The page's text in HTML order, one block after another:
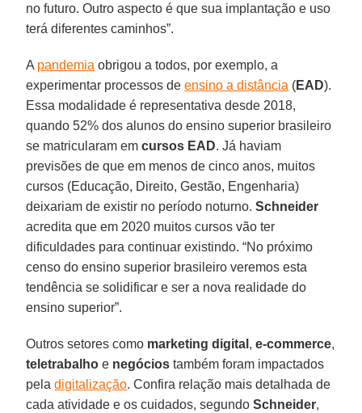
no futuro. Outro aspecto é que sua implantação e uso
terá diferentes caminhos”.
A pandemia obrigou a todos, por exemplo, a
experimentar processos deensino a distância (EAD).
Essa modalidade é representativa desde 2018,
quando 52% dos alunos do ensino superior brasileiro
se matricularam emcursos EAD. Já haviam
previsões de que em menos de cinco anos, muitos
cursos (Educação, Direito, Gestão, Engenharia)
deixariam de existir no período noturno.Schneider
acredita que em 2020 muitos cursos vão ter
dificuldades para continuar existindo. “No próximo
censo do ensino superior brasileiro veremos esta
tendência se solidificar e ser a nova realidade do
ensino superior”.
Outros setores como marketing digital , e-commerce,
teletrabalho e negócios também foram impactados
peladigitalização. Confira relação mais detalhada de
cada atividade e os cuidados, segundoSchneider,